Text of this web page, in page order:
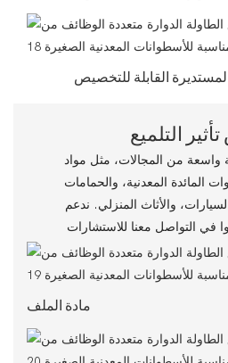
المستديرة القابلة للتخصيص
التلميع
واسعة من المجالات، مثل مواد
المائدة المعدنية، والحمامات
والأثاث المنزلي. ندعم
مادة الملف